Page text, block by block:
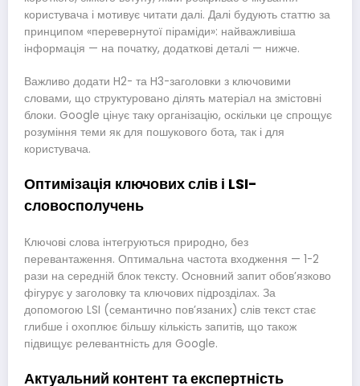
користувача і мотивує читати далі. Далі будують статтю за
принципом «перевернутої піраміди»: найважливіша
інформація — на початку, додаткові деталі — нижче.
Важливо додати H2- та H3-заголовки з ключовими
словами, що структуровано ділять матеріал на змістовні
блоки. Google цінує таку організацію, оскільки це спрощує
розуміння теми як для пошукового бота, так і для
користувача.
Оптимізація ключових слів і LSI-
словосполучень
Ключові слова інтегруються природно, без
перевантаження. Оптимальна частота входження — 1-2
рази на середній блок тексту. Основний запит обов’язково
фігурує у заголовку та ключових підрозділах. За
допомогою LSI (семантично пов’язаних) слів текст стає
глибше і охоплює більшу кількість запитів, що також
підвищує релевантність для Google.
Актуальний контент та експертність